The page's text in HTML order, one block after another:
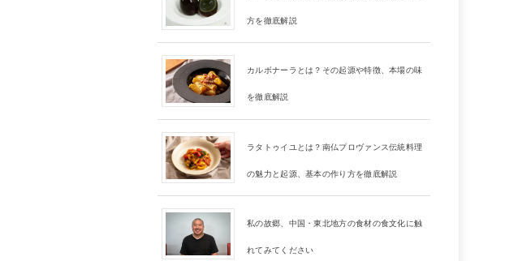
方を徹底解説
カルボナーラとは？その起源や特徴、本場の味
を徹底解説
ラタトゥイユとは？南仏プロヴァンス伝統料理
の魅力と起源、基本の作り方を徹底解説
私の故郷、中国・東北地方の食材の食文化に触
れてみてください